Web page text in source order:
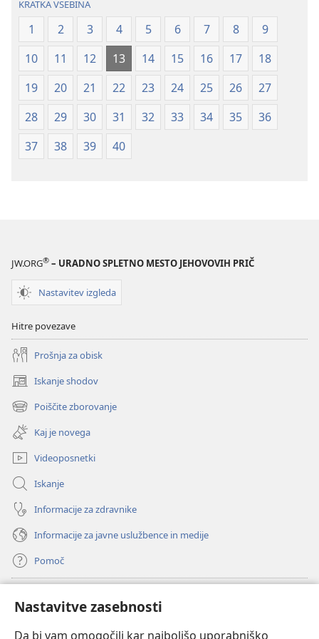
Nastavitve zasebnosti
Da bi vam omogočili kar najboljšo uporabniško
2021)2021)
KRATKA VSEBINA
1 2 3 4 5 6 7 8
9
10
11 12 13 14 15 16 17
18
19
20 21 22 23 24 25 26
27
28
29 30 31 32 33 34 35
36
37
38 39 40
JW.ORG® – URADNO SPLETNO MESTO JEHOVOVIH PRIČ
Nastavitev izgleda
Hitre povezave
Prošnja za obisk
Iskanje shodov
(odpre
novo
okno)
Poiščite zborovanje
(odpre
novo
okno)
Kaj je novega
Videoposnetki
Iskanje
Informacije za zdravnike
Informacije za javne uslužbence in medije
Pomoč
(odpre
novo
okno) Watchtowerjeva SPLETNA KNJIŽNICA™